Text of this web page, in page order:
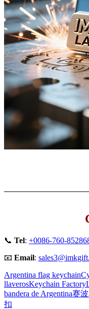
📞 Tel: +0086-760-
📧 Email:
Argentina flag keychain
llaverosKeychain Factory
bandera de Argentina赛
扣